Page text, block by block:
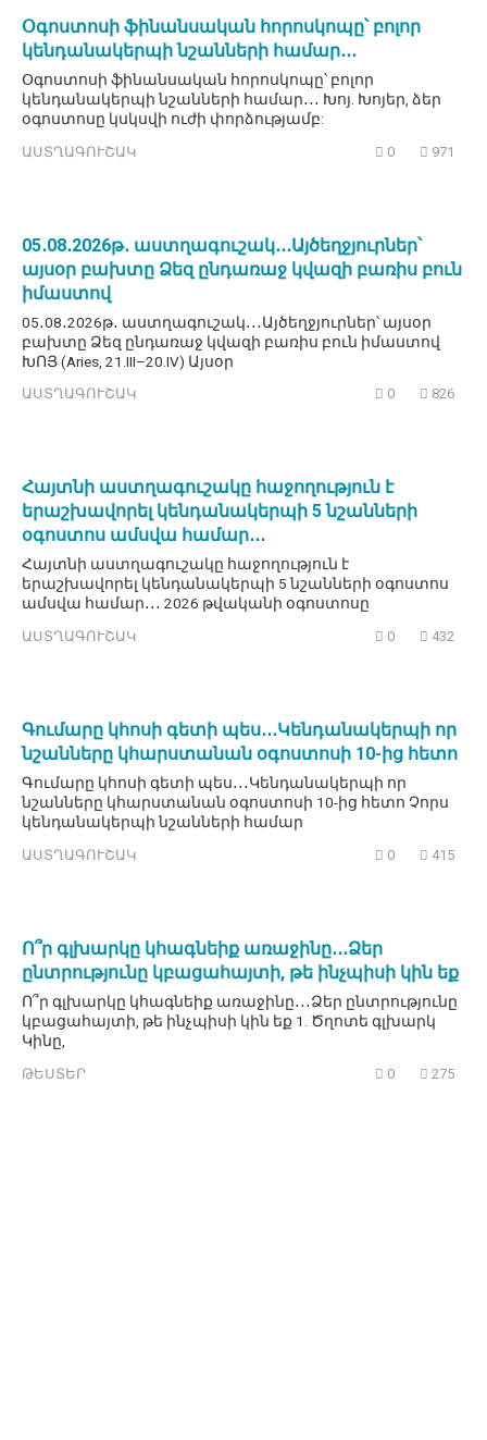
Օգոստոսի ֆինանսական հորոսկոպը՝ բոլոր
կենդանակերպի նշանների համար․․․
Օգոստոսի ֆինանսական հորոսկոպը՝ բոլոր
կենդանակերպի նշանների համար․․․ Խոյ. Խոյեր, ձեր
օգոստոսը կսկսվի ուժի փորձությամբ:
ԱՍՏՂԱԳՈՒՇԱԿ 0 971
05․08․2026թ․ աստղագուշակ․․․Այծեղջյուրներ՝
այսօր բախտը Ձեզ ընդառաջ կվազի բառիս բուն
իմաստով
05․08․2026թ․ աստղագուշակ․․․Այծեղջյուրներ՝ այսօր
բախտը Ձեզ ընդառաջ կվազի բառիս բուն իմաստով
ԽՈՅ (Aries, 21.III–20.IV) Այսօր
ԱՍՏՂԱԳՈՒՇԱԿ 0 826
Հայտնի աստղագուշակը հաջողություն է
երաշխավորել կենդանակերպի 5 նշանների
օգոստոս ամսվա համար․․․
Հայտնի աստղագուշակը հաջողություն է
երաշխավորել կենդանակերպի 5 նշանների օգոստոս
ամսվա համար․․․ 2026 թվականի օգոստոսը
ԱՍՏՂԱԳՈՒՇԱԿ 0 432
Գումարը կհոսի գետի պես․․․Կենդանակերպի որ
նշանները կհարստանան օգոստոսի 10-ից հետո
Գումարը կհոսի գետի պես․․․Կենդանակերպի որ
նշանները կհարստանան օգոստոսի 10-ից հետո Չորս
կենդանակերպի նշանների համար
ԱՍՏՂԱԳՈՒՇԱԿ 0 415
Ո՞ր գլխարկը կհագնեիք առաջինը․․․Ձեր
ընտրությունը կբացահայտի, թե ինչպիսի կին եք
Ո՞ր գլխարկը կհագնեիք առաջինը․․․Ձեր ընտրությունը
կբացահայտի, թե ինչպիսի կին եք 1. Ծղոտե գլխարկ
Կինը,
ԹԵՍՏԵՐ 0 275